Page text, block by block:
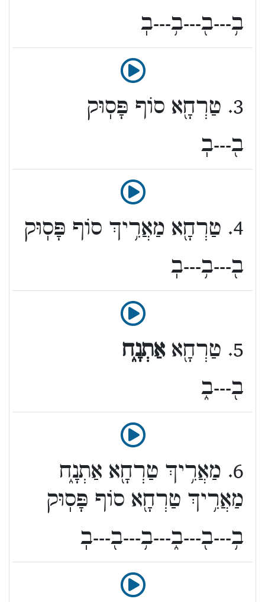
ב֥---ב֖---ב֥---בֽ
ב֖---בֽ
3. טַרְחָ֖א סוֹף פָּסֽוּק
ב֖---ב֥---בֽ
4. טַרְחָ֖א מַאֲרִ֥יךְ סוֹף פָּסֽוּק
ב֖---ב֑
5. טַרְחָ֖א אַתְנָ֑ח
ב֥---ב֖---ב֑---ב֥---ב֖---בֽ
6. מַאֲרִ֥יךְ טַרְחָ֖א אַתְנָ֑ח
מַאֲרִ֥יךְ טַרְחָ֖א סוֹף פָּסֽוּק